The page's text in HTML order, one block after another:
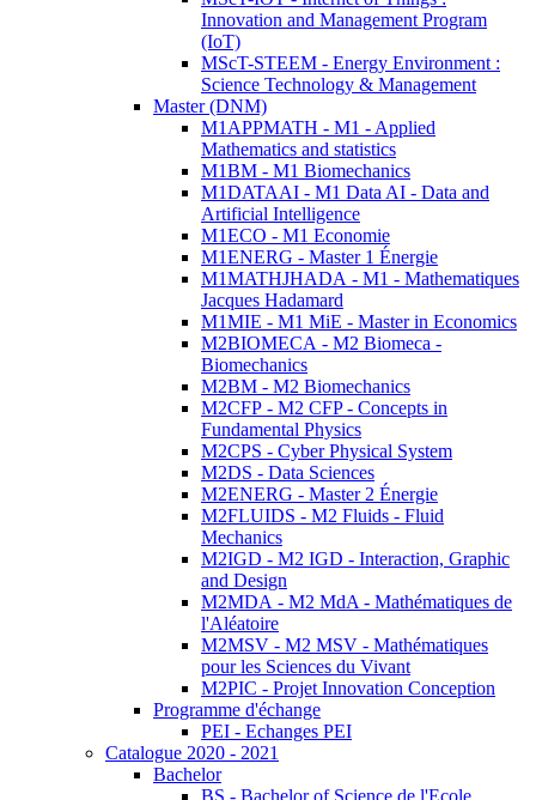
Innovation and Management Program
(IoT)
MScT-STEEM - Energy Environment :
Science Technology & Management
Master (DNM)
M1APPMATH - M1 - Applied
Mathematics and statistics
M1BM - M1 Biomechanics
M1DATAAI - M1 Data AI - Data and
Artificial Intelligence
M1ECO - M1 Economie
M1ENERG - Master 1 Énergie
M1MATHJHADA - M1 - Mathematiques
Jacques Hadamard
M1MIE - M1 MiE - Master in Economics
M2BIOMECA - M2 Biomeca -
Biomechanics
M2BM - M2 Biomechanics
M2CFP - M2 CFP - Concepts in
Fundamental Physics
M2CPS - Cyber Physical System
M2DS - Data Sciences
M2ENERG - Master 2 Énergie
M2FLUIDS - M2 Fluids - Fluid
Mechanics
M2IGD - M2 IGD - Interaction, Graphic
and Design
M2MDA - M2 MdA - Mathématiques de
l'Aléatoire
M2MSV - M2 MSV - Mathématiques
pour les Sciences du Vivant
M2PIC - Projet Innovation Conception
Programme d'échange
PEI - Echanges PEI
Catalogue 2020 - 2021
Bachelor
BS - Bachelor of Science de l'Ecole